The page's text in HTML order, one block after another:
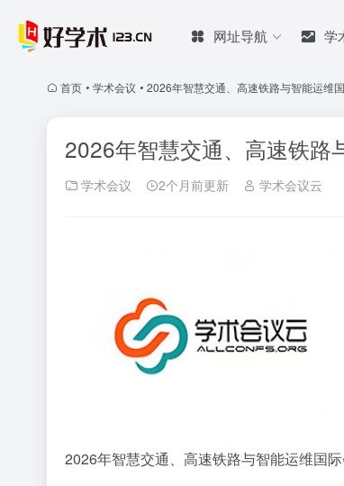
网址导航 学
首页 • 学术会议 • 2026年智慧交通、高速铁路与智能运维
2026年智慧交通、高速铁路
学术会议 2个月前更新 学术会议云
2026年智慧交通、高速铁路与智能运维国际